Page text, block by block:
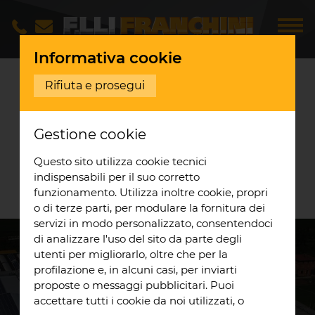
Opere realizzate
STABILIMENTO
APOFRUIT
Realizzazione impianto Vignola
fotovoltaico
DESCRIZIONE DEL
PROGETTO
Informativa cookie
Rifiuta e prosegui
Gestione cookie
Questo sito utilizza cookie tecnici
indispensabili per il suo corretto
funzionamento. Utilizza inoltre cookie, propri
o di terze parti, per modulare la fornitura dei
servizi in modo personalizzato, consentendoci
di analizzare l'uso del sito da parte degli
utenti per migliorarlo, oltre che per la
profilazione e, in alcuni casi, per inviarti
proposte o messaggi pubblicitari. Puoi
accettare tutti i cookie da noi utilizzati, o